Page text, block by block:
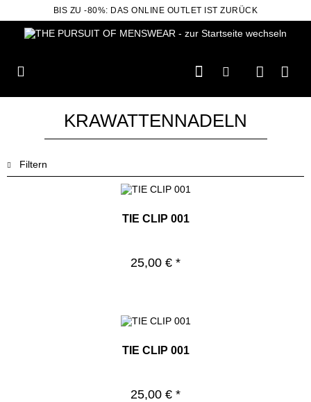
BIS ZU -80%: DAS ONLINE OUTLET IST ZURÜCK
KRAWATTENNADELN
Filtern
TIE CLIP 001
25,00 € *
TIE CLIP 001
25,00 € *